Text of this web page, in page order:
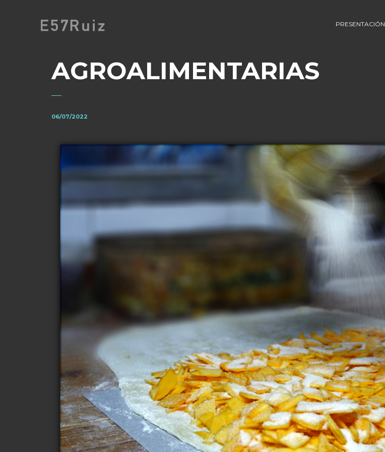
PRESENTACIÓN
AGROALIMENTARIAS
06/07/2022